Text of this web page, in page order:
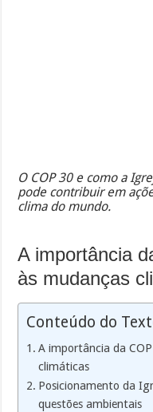
O COP 30 e como a
pode contribuir em
clima do mundo.
A importância
às mudanças
Conteúdo do
A importância da
climáticas
Posicionamento da
questões ambientais